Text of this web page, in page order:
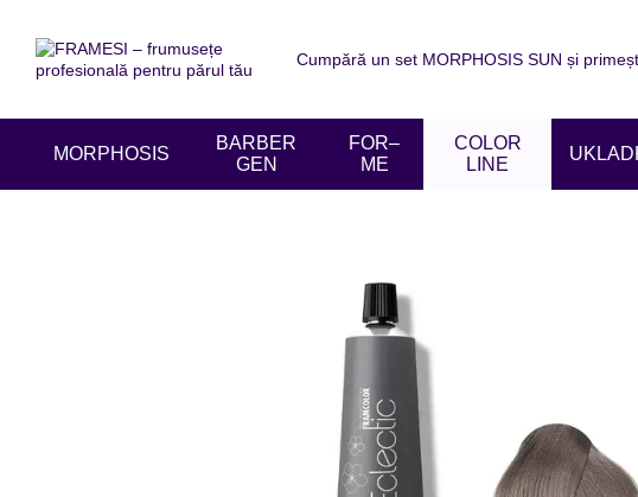
Cumpără un set MORPHOSIS SUN și
MORPHOSIS
BARBER
GEN
FOR–
ME
COLOR
LINE